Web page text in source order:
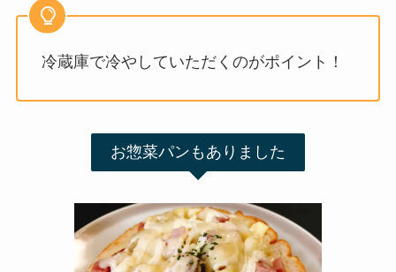
冷蔵庫で冷やしていただくのがポイント！
お惣菜パンもありました